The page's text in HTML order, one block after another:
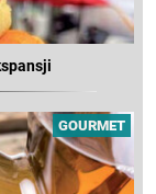
GOURMET